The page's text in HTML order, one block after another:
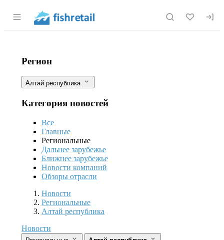
Раздел навигации по сайту fishretail.ru
Рыбоводы смогут поторговаться за
Фильтры
Регион
Алтай республика
Категория новостей
Все
Главные
Региональные
Дальнее зарубежье
Ближнее зарубежье
Новости компаний
Обзоры отрасли
Новости
Разделы
Новости
Региональные
Алтай республика
Новости